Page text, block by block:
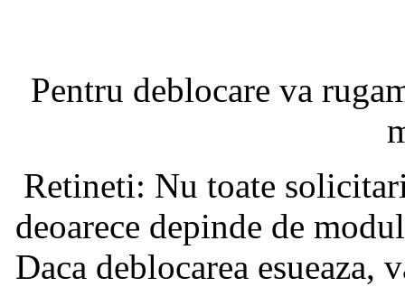
Pentru deblocare va
Retineti: Nu toate
deoarece depinde de
Daca deblocarea